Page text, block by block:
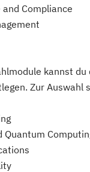
Compliance
kannst du
Zur Auswahl
Quantum